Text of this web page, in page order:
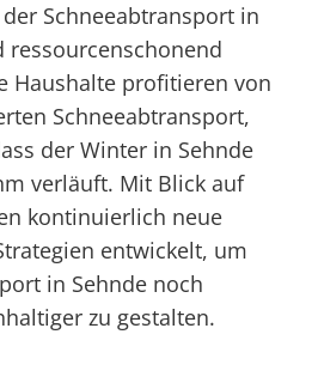
Schneeabtransport in
ressourcenschonend
Haushalte profitieren von
Schneeabtransport,
der Winter in Sehnde
verläuft. Mit Blick auf
kontinuierlich neue
entwickelt, um
in Sehnde noch
zu gestalten.